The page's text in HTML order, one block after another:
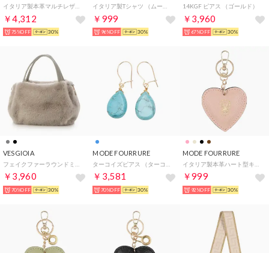
￥4,312
75%OFF 30%
￥999
96%OFF 30%
14KGF ピアス （ゴールド）
￥3,960
67%OFF 30%
VESGIOIA
￥3,960
70%OFF 30%
MODE FOURRURE
￥3,581
70%OFF 30%
MODE FOURRURE
￥999
92%OFF 30%